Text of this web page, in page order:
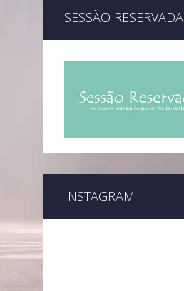
SESSÃO RESERVADA
INSTAGRAM